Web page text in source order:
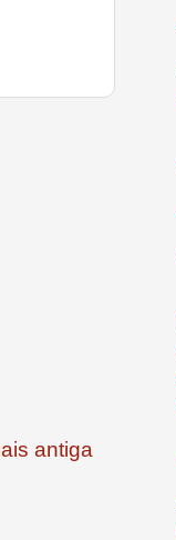
antiga